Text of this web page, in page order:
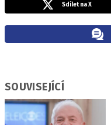
Sdílet na X
SOUVISEJÍCÍ